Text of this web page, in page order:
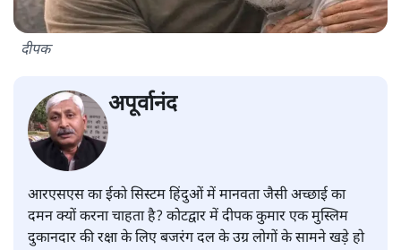
दीपक
अपूर्वानंद
आरएसएस का ईको सिस्टम हिंदुओं में मानवता जैसी अच्छाई का
दमन क्यों करना चाहता है? कोटद्वार में दीपक कुमार एक मुस्लिम
दुकानदार की रक्षा के लिए बजरंग दल के उग्र लोगों के सामने खड़े हो